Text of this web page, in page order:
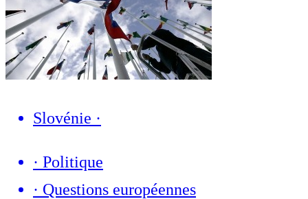
Slovénie ·
· Politique
· Questions européennes